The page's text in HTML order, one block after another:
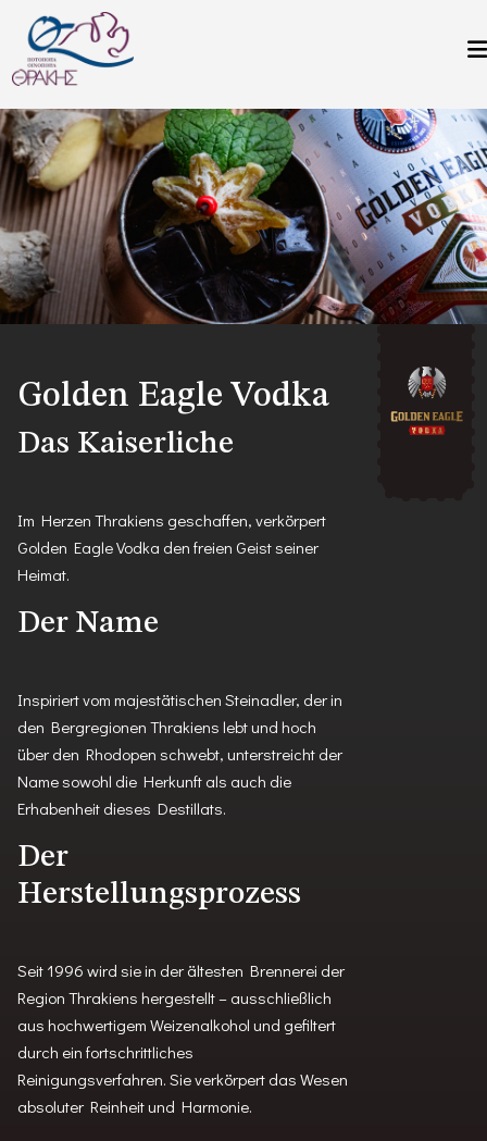
Direkt zum Inhalt
Golden Eagle Vodka
Das Kaiserliche
Im Herzen Thrakiens geschaffen, verkörpert
Golden Eagle Vodka den freien Geist seiner
Heimat.
Der Name
Inspiriert vom majestätischen Steinadler, der in
den Bergregionen Thrakiens lebt und hoch
über den Rhodopen schwebt, unterstreicht der
Name sowohl die Herkunft als auch die
Erhabenheit dieses Destillats.
Der
Herstellungsprozess
Seit 1996 wird sie in der ältesten Brennerei der
Region Thrakiens hergestellt – ausschließlich
aus hochwertigem Weizenalkohol und gefiltert
durch ein fortschrittliches
Reinigungsverfahren. Sie verkörpert das Wesen
absoluter Reinheit und Harmonie.